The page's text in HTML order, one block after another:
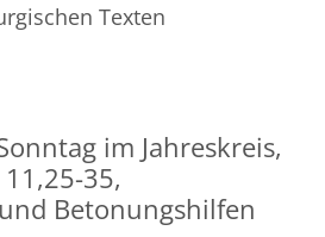
Texten
im Jahreskreis,
35,
Betonungshilfen